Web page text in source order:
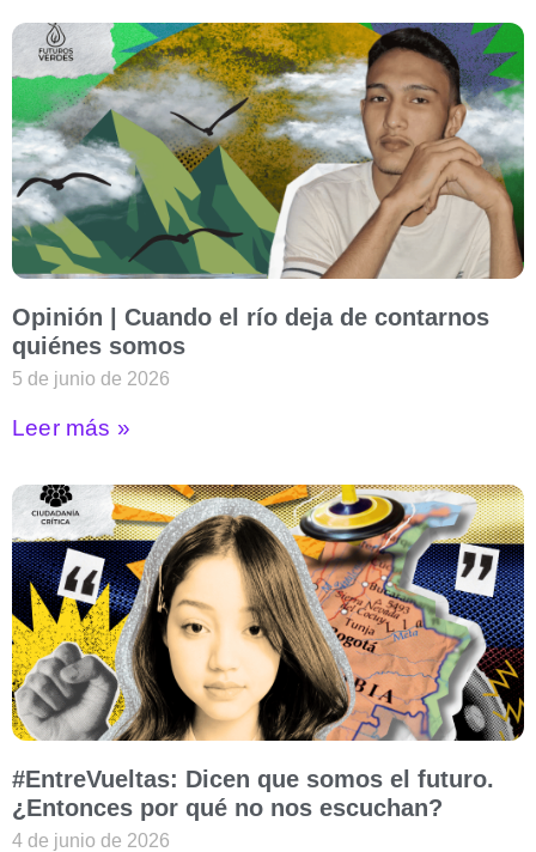
Opinión | Cuando el río deja de contarnos
quiénes somos
5 de junio de 2026
Leer más »
#EntreVueltas: Dicen que somos el futuro.
¿Entonces por qué no nos escuchan?
4 de junio de 2026